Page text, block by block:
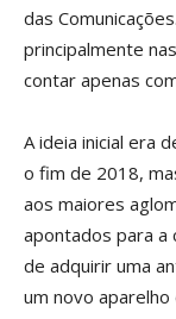
das
principalmente
contar apenas
A ideia inicial era
o fim de 2018,
aos maiores
apontados para a
de adquirir uma
um novo aparelho